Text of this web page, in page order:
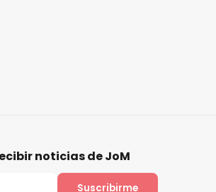
noticias de JoM
Suscribirme